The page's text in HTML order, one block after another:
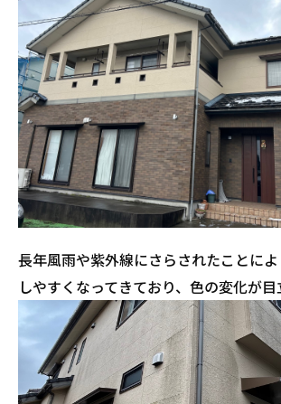
長年風雨や紫外線にさらされたことに
しやすくなってきており、色の変化が目